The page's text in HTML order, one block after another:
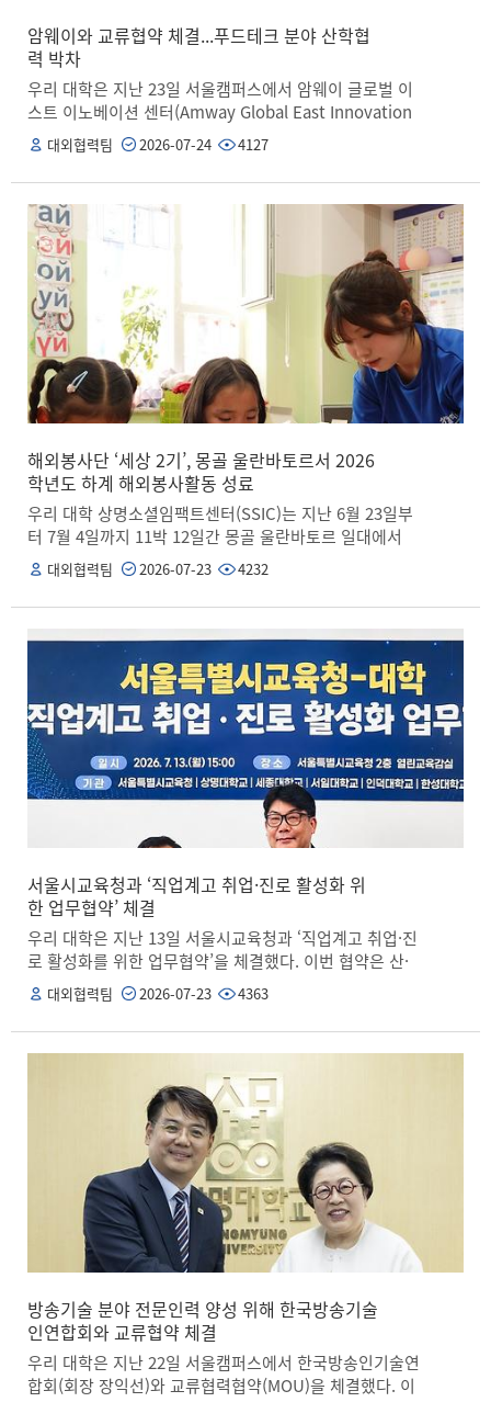
고 전했다. 한편, 상명대 대학일자리본부는 고용노동부가
주관하는 대학일자리플러스센터와 일자리 첫걸음 보장센
터 사업 등을 통해 상명대 학생은 물론 지역 청년 등 미취
업 상태인 청년들을 대상으로 진로·취업 지원 프로그램을
활발히 운영하고 있다. 올해 1월에는 이러한 노력을 인정
받아 고용노동부·서울특별시·한국고용정보원이 주관하는
암웨이와 교류협약 체결...푸드테크 분야 산학협
력 박차
우리 대학은 지난 23일 서울캠퍼스에서 암웨이 글로벌 이
스트 이노베이션 센터(Amway Global East Innovation
Center)와 교류협력협약(MOU)을 체결하고 푸드테크 분
야 산학협력 활성화 방안을 논의했다. 이번 협약은 양 기관
이 청년취업사관학교를 공동으로 추진하고 푸드테크 융합
지원센터 구축·운영 등에서 힘을 모아 푸드테크 분야 산학
협력에 박차를 가하기 위해 추진됐다. 협약식에는 김종희
상명대 총장과 조해 암웨이 R&D 상무를 비롯해 양 기관
주요 관계자들이 참석했다. 이번 협약에 따라 양 기관은
▲청년취업사관학교 운영 및 교육 프로그램 공동 추진 ▲
푸드테크 융합지원센터 구축 및 운영을 위한 상호 협력 ▲
산학협력 교육 프로그램 운영 ▲전문인력 양성 및 취·창업
연계 프로그램 운영 등의 영역에서 상호 협력을 이어갈 예
정이다. 또한, 상명대는 이를 계기로 푸드테크 외의 다양한
산업 분야에서도 산학협력 활성화에 나선다는 구상이다.
래를 현실로 만들어가는 곳”이라며, “세계적 기업 암웨이
와의 협력은 미래 산업의 변화에 발맞춰 함께 나아갈 수 있
는 뜻깊은 발걸음이 될 것”이라고 밝혔다. 조해 암웨이 상
무는 “상명대의 우수한 연구 역량과 암웨이의 글로벌 네트
워크를 결합해 의미 있는 결과물을 만들겠다”라고 말했다.
한편, 건강기능식품 브랜드 ‘뉴트리라이트’와 스킨케어 브
테크 분야를 선도하고 있다. 또한, 국내 물류 허브를 활용
해 우수 중소기업의 기술개발과 판로 확대를 지원하고 있
으며, 한국암웨이 미래재단을 통해 아동·청소년 및 소외계
층 권익 증진에도 기여하고 있다.
대외협력팀 2026-07-24 4127
해외봉사단 ‘세상 2기’, 몽골 울란바토르서 2026
학년도 하계 해외봉사활동 성료
우리 대학 상명소셜임팩트센터(SSIC)는 지난 6월 23일부
터 7월 4일까지 11박 12일간 몽골 울란바토르 일대에서
하계 해외봉사활동을 성공적으로 마쳤다. 몽골 울란바토
르 10번 국립학교 등에서 진행된 이번 봉사활동은 국제사
회 공헌을 통해 글로벌 대학으로서의 가치를 실현하고, 국
경을 넘어 인류애를 실천하는 글로벌 인재를 양성하고자
기획됐다. 이번 해외봉사단 ‘세상 2기’는 서울·천안 양 캠
퍼스에서 각각 16명의 재학생이 참여했으며, 교직원 4명
을 포함해 총 36명 규모로 구성됐다. 봉사단은 현지에서
▲교육봉사 ▲노력봉사 ▲기타 교류 등 세 가지 분야로 나
누어 다채로운 프로그램을 진행했다. 먼저, 교육봉사에서
는 10번 국립학교 초등학생을 대상으로 식품·영양, 보건·
위생, 체육, 미술, 환경·정서, 한국어, 문화교류 등 다양한
영역에서 체험 및 실습 위주의 교육을 제공했다. 특히, 상
명대의 특성화 전공을 현지 환경 및 수요에 맞춰 교육 내용
태계 복원과 기후 위기에 대응을 위한 나무 심기 활동과 쾌
적한 학교·마을 환경 조성을 위한 노후 시설 개선 및 플로
깅(Plogging) 활동으로 진행됐다. 기타교류에서는 울란바
토르 국립대학교 한국어학과와 함께 캠퍼스 투어와 네트
워킹 프로그램을 진행했으며, 이를 바탕으로 양 대학 간 실
질적인 협력 및 교류 기반을 다졌다. 한편, 상명소셜임팩트
대외협력팀 2026-07-23 4232
서울시교육청과 ‘직업계고 취업·진로 활성화 위
한 업무협약’ 체결
우리 대학은 지난 13일 서울시교육청과 ‘직업계고 취업·진
로 활성화를 위한 업무협약’을 체결했다. 이번 협약은 산·
학·관 협력 체계를 바탕으로 서울시 내 직업계고등학교의
취업 지원을 활성화하고, 학생들의 취업 및 진로 역량을 강
화할 수 있는 맞춤형 프로그램을 제공하기 위해 추진됐다.
협약식에는 정동화 상명대 대학일자리본부장과 정근식 서
울시교육감을 비롯해 협약 참여 대학 및 고등학교의 주요
관계자들이 참석했다. 이번 협약에 따라 상명대와 서울시
교육청은 ▲직업계고 졸업예정자 및 졸업생 대상 맞춤형
직무체험, 진로 탐색, 취업 역량 강화 프로그램 확대 ▲선
취업 후학습 지원을 통한 졸업생의 진로 확장 ▲학생 진로
·취업 관련 교육 자원 및 정보 공유 ▲진로지도 연계 특수
분야 교원 직무 연수 기획·운영 ▲정부 및 지자체 지원 사
업 공동 기획 운영 등 다양한 분야에서 긴밀히 협력해 나갈
계획이다. 정동화 본부장은 “이번 협약을 계기로 직업계고
수 있도록 보다 실질적인 지원을 아끼지 않을 것”이라며,
“서울시교육청과의 연계를 바탕으로 산·학·관 협력 네트워
크를 지속적으로 강화해 나가겠다”라고 밝혔다. 한편, 상
명대 대학일자리본부는 고용노동부가 주관하는 대학일자
대외협력팀 2026-07-23 4363
방송기술 분야 전문인력 양성 위해 한국방송기술
인연합회와 교류협약 체결
우리 대학은 지난 22일 서울캠퍼스에서 한국방송인기술연
합회(회장 장익선)와 교류협력협약(MOU)을 체결했다. 이